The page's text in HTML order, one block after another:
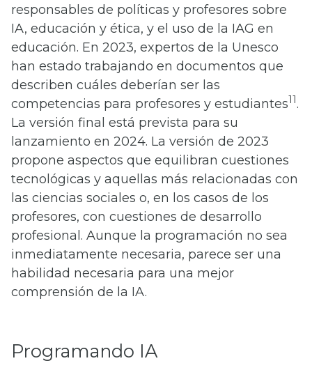
responsables de políticas y profesores sobre
IA, educación y ética, y el uso de la IAG en
educación. En 2023, expertos de la Unesco
han estado trabajando en documentos que
describen cuáles deberían ser las
competencias para profesores y estudiantes11.
La versión final está prevista para su
lanzamiento en 2024. La versión de 2023
propone aspectos que equilibran cuestiones
tecnológicas y aquellas más relacionadas con
las ciencias sociales o, en los casos de los
profesores, con cuestiones de desarrollo
profesional. Aunque la programación no sea
inmediatamente necesaria, parece ser una
habilidad necesaria para una mejor
comprensión de la IA.
Programando IA